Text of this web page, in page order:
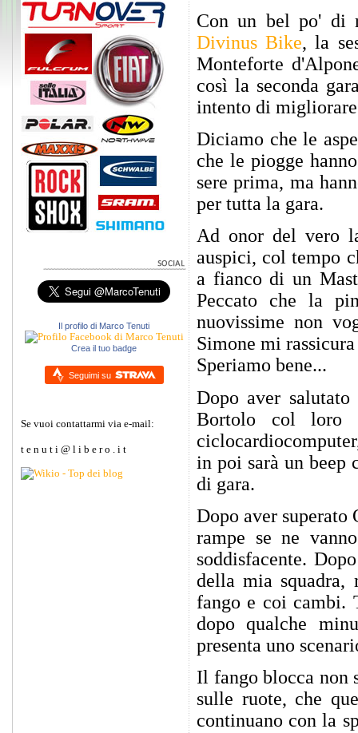
Il profilo di Marco Tenuti
Crea il tuo badge
Seguimi su
Se vuoi contattarmi via e-mail:
t e n u t i @ l i b e r o . i t
Con un bel po' di
Divinus Bike, la
Monteforte
così la seconda
intento di
Diciamo che le
che le piogge
sere prima, ma
per tutta la gara.
Ad onor del vero
auspici, col tempo
a fianco di un
Peccato che la
nuovissime non
Simone mi
Speriamo bene...
Dopo aver
Bortolo col loro
in poi sarà un beep
di gara.
Dopo aver
rampe se ne
soddisfacente.
della mia squadra,
fango e coi cambi.
dopo qualche
presenta uno
Il fango blocca non
sulle ruote, che
continuano con la